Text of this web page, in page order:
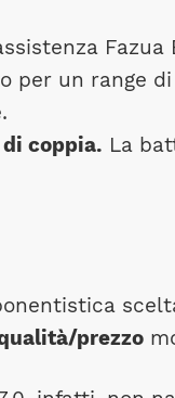
per un range
coppia. La
prezzo